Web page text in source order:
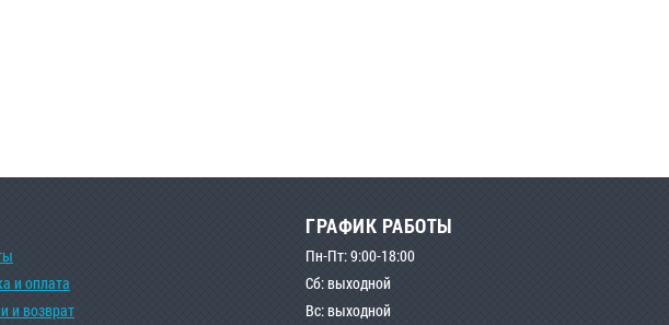
и оплата
и возврат
ГРАФИК РАБОТЫ
Пн-Пт: 9:00-18:00
Сб: выходной
Вс: выходной